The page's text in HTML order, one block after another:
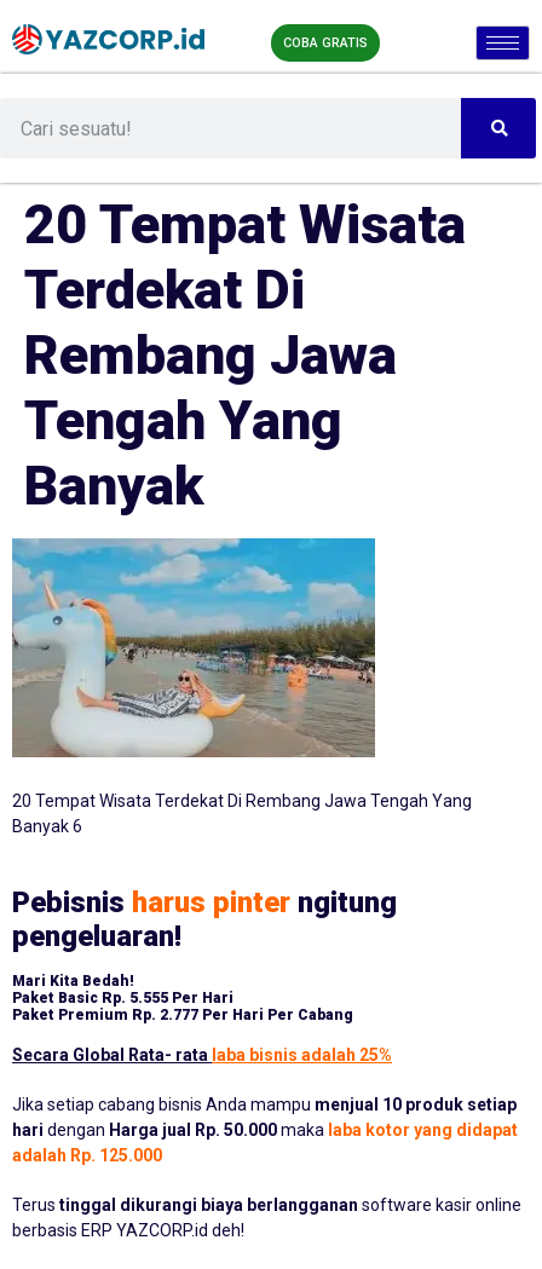
COBA GRATIS
20 Tempat Wisata
Terdekat Di
Rembang Jawa
Tengah Yang
Banyak
20 Tempat Wisata Terdekat Di Rembang Jawa Tengah Yang
Banyak 6
Pebisnis harus pinter ngitung
pengeluaran!
Mari Kita Bedah!
Paket Basic Rp. 5.555 Per Hari
Paket Premium Rp. 2.777 Per Hari Per Cabang
Secara Global Rata- rata laba bisnis adalah 25%
Jika setiap cabang bisnis Anda mampu menjual 10 produk setiap
hari dengan Harga jual Rp. 50.000maka laba kotor yang didapat
adalah Rp. 125.000
Terus tinggal dikurangi biaya berlangganan software kasir online
berbasis ERP YAZCORP.id deh!